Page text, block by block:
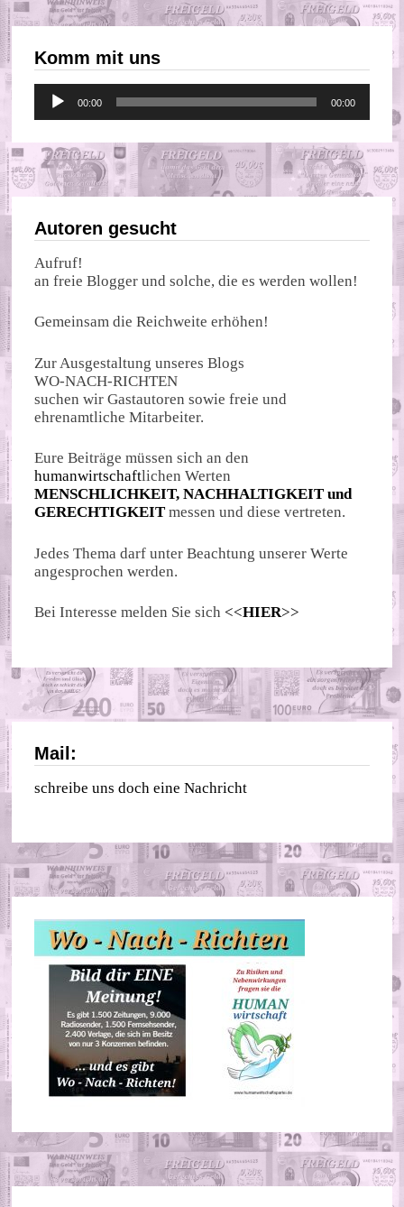
Komm mit uns
Audio-
Player
00:00 00:00
Autoren gesucht
Aufruf!
an freie Blogger und solche, die es werden wollen!
Gemeinsam die Reichweite erhöhen!
Zur Ausgestaltung unseres Blogs
WO-NACH-RICHTEN
suchen wir Gastautoren sowie freie und
ehrenamtliche Mitarbeiter.
Eure Beiträge müssen sich an den
humanwirtschaftlichen Werten
MENSCHLICHKEIT, NACHHALTIGKEIT und
GERECHTIGKEIT messen und diese vertreten.
Jedes Thema darf unter Beachtung unserer Werte
angesprochen werden.
Bei Interesse melden Sie sich <<HIER>>
Mail:
schreibe uns doch eine Nachricht